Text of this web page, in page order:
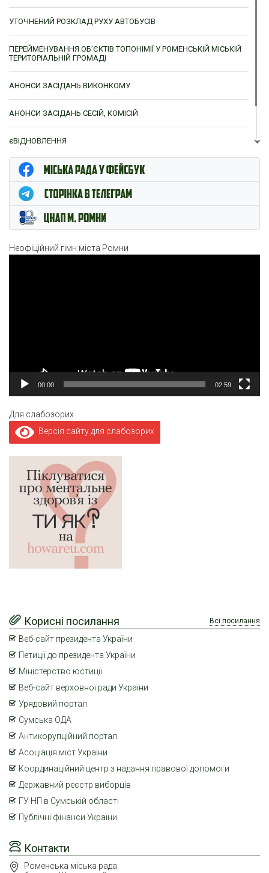
УТОЧНЕНИЙ РОЗКЛАД РУХУ АВТОБУСІВ
ПЕРЕЙМЕНУВАННЯ ОБ’ЄКТІВ ТОПОНІМІЇ У РОМЕНСЬКІЙ МІСЬКІЙ
ТЕРИТОРІАЛЬНІЙ ГРОМАДІ
АНОНСИ ЗАСІДАНЬ ВИКОНКОМУ
АНОНСИ ЗАСІДАНЬ СЕСІЙ, КОМІСІЙ
єВІДНОВЛЕННЯ
ЦНАП м. Ромни
Неофіційний гімн міста Ромни
00:00 02:59
Для слабозорих
Версія сайту для слабозорих
Контакти
Роменська міська рада
Корисні посилання Всі посилання
Веб-сайт президента України
Петиції до президента України
Міністерство юстиції
Веб-сайт верховної ради України
Урядовий портал
Сумська ОДА
Антикорупційний портал
Асоціація міст України
Координаційний центр з надання правової допомоги
Державний реєстр виборців
ГУ НП в Сумській області
Публічні фінанси України